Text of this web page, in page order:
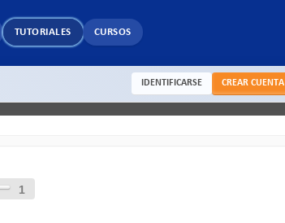
TUTORIALES CURSOS
IDENTIFICARSE CREAR CUENTA
1